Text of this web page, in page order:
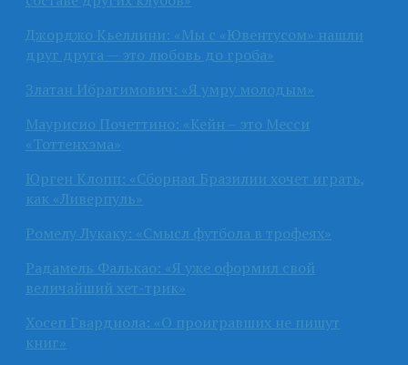
Джорджо Кьеллини: «Мы с «Ювентусом» нашли
друг друга — это любовь до гроба»
Златан Ибрагимович: «Я умру молодым»
Маурисио Почеттино: «Кейн – это Месси
«Тоттенхэма»
Юрген Клопп: «Сборная Бразилии хочет играть,
как «Ливерпуль»
Ромелу Лукаку: «Смысл футбола в трофеях»
Радамель Фалькао: «Я уже оформил свой
величайший хет-трик»
Хосеп Гвардиола: «О проигравших не пишут
книг»